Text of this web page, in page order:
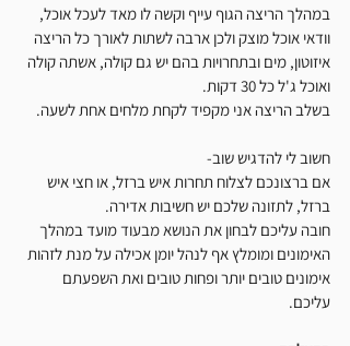
במהלך הריצה הגוף עייף וקשה לו מאד לעכל אוכל,
וודאי אוכל מוצק ולכן ארבה לשתות לאורך כל הריצה
איזוטון, מים ובתחרויות בהם יש גם קולה, אשתה קולה
ואוכל ג'ל כל 30 דקות.
בשלב הריצה אני מקפיד לקחת מלחים אחת לשעה.
חשוב לי להדגיש שוב-
אם ברצונכם לצלוח תחרות איש ברזל, או חצי איש
ברזל, לתזונה שלכם יש חשיבות אדירה.
חובה עליכם לבחון את הנושא מבעוד מועד במהלך
האימונים ומומלץ אף לנהל יומן אכילה על מנת לזהות
אימונים טובים יותר ופחות טובים ואת השפעתם
עליכם.